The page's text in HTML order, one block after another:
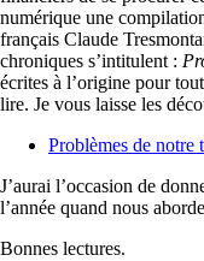
numérique une
français Claude
chroniques s’intitulent :
écrites à l’origine pour
lire. Je vous laisse les
Problèmes de notre
J’aurai l’occasion de
l’année quand nous
Bonnes lectures.